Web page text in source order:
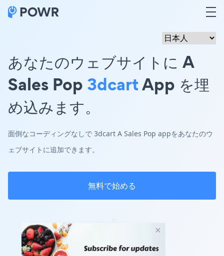
あなたのウェブサイトに A
Sales Pop 3dcartApp を埋
め込みます。
面倒なコーディングなしで 3dcart A Sales Pop appをあなたのウ
ェブサイトに追加できます。
無料で始める